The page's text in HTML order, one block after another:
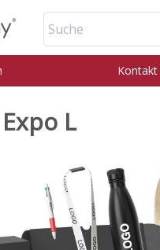
Suche
Kontakt
Expo L